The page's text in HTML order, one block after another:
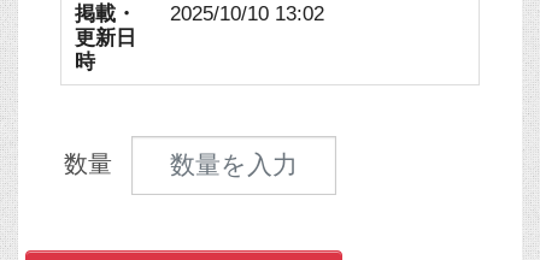
掲載・
更新日
時
2025/10/10 13:02
数量
見積数量